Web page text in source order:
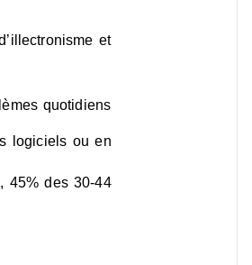
et
quotidiens
logiciels ou en
45% des 30-44